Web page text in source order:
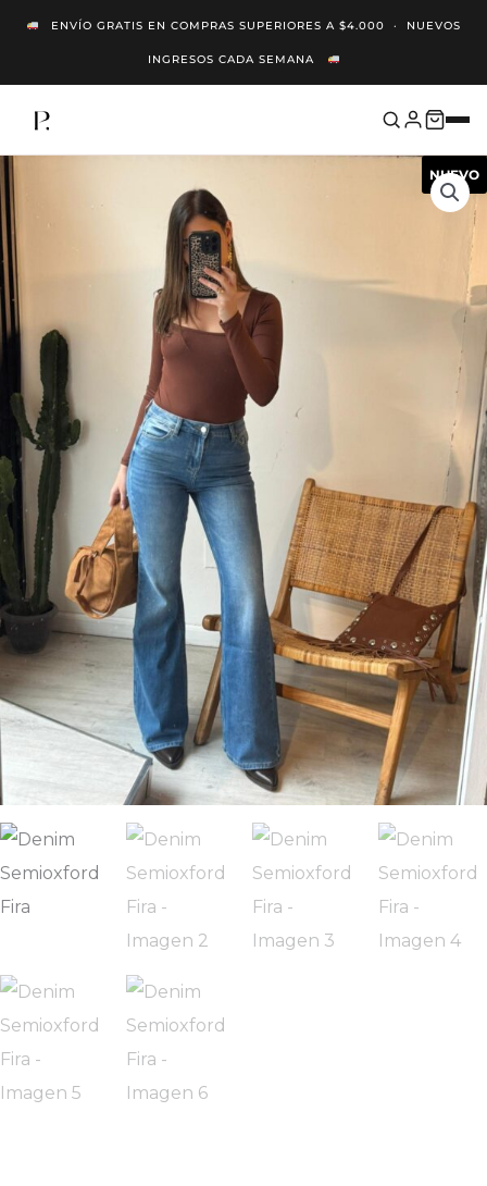
ENVÍO GRATIS EN COMPRAS SUPERIORES A $4.000 · NUEVOS
INGRESOS CADA SEMANA
Contenido
NUEVO